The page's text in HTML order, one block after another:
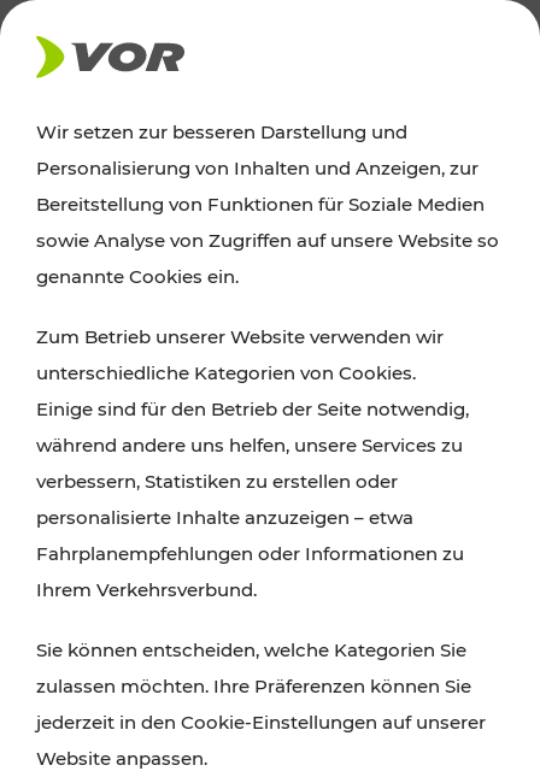
AKTUELLES
News
Alle wichtigen Meldungen zu Fahrplanänderungen,
finden Sie hier im Überblick.
Wir setzen zur besseren Darstellung und
Personalisierung von Inhalten und Anzeigen, zur
Bereitstellung von Funktionen für Soziale Medien
sowie Analyse von Zugriffen auf unsere Website so
genannte Cookies ein.
Zum Betrieb unserer Website verwenden wir
unterschiedliche Kategorien von Cookies.
Einige sind für den Betrieb der Seite notwendig,
während andere uns helfen, unsere Services zu
verbessern, Statistiken zu erstellen oder
personalisierte Inhalte anzuzeigen – etwa
Fahrplanempfehlungen oder Informationen zu
Ihrem Verkehrsverbund.
Sie können entscheiden, welche Kategorien Sie
zulassen möchten. Ihre Präferenzen können Sie
jederzeit in den Cookie-Einstellungen auf unserer
Website anpassen.